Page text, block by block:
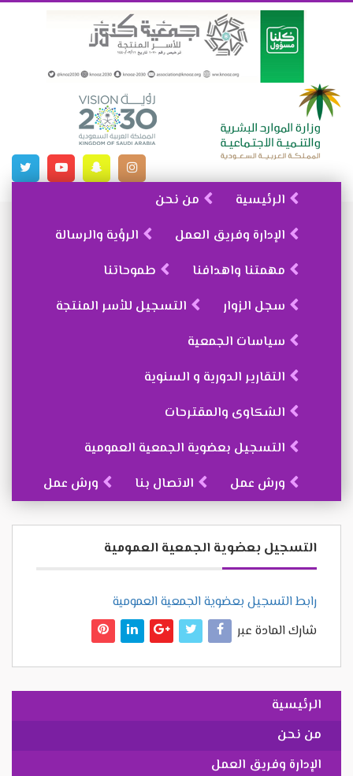
الرئيسية
من نحن
الإدارة وفريق العمل
الرؤية والرسالة
مهمتنا واهدافنا
طموحاتنا
سجل الزوار
التسجيل للأسر المنتجة
سياسات الجمعية
التقارير الدورية و السنوية
الشكاوى والمقترحات
التسجيل بعضوية الجمعية العمومية
ورش عمل
الاتصال بنا ورش عمل
التسجيل بعضوية الجمعية العمومية
رابط التسجيل بعضوية الجمعية العمومية
شارك المادة عبر
الرئيسية
من نحن
الإدارة وفريق العمل